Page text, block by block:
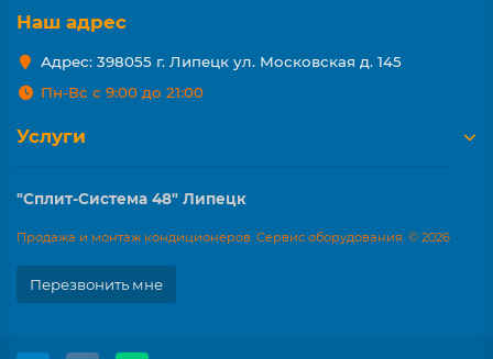
Наш адрес
Адрес: 398055 г. Липецк ул. Московская д. 145
Пн-Вс с 9:00 до 21:00
Услуги
"Сплит-Система 48" Липецк
Продажа и монтаж кондиционеров. Сервис оборудования. © 2026
Перезвонить мне